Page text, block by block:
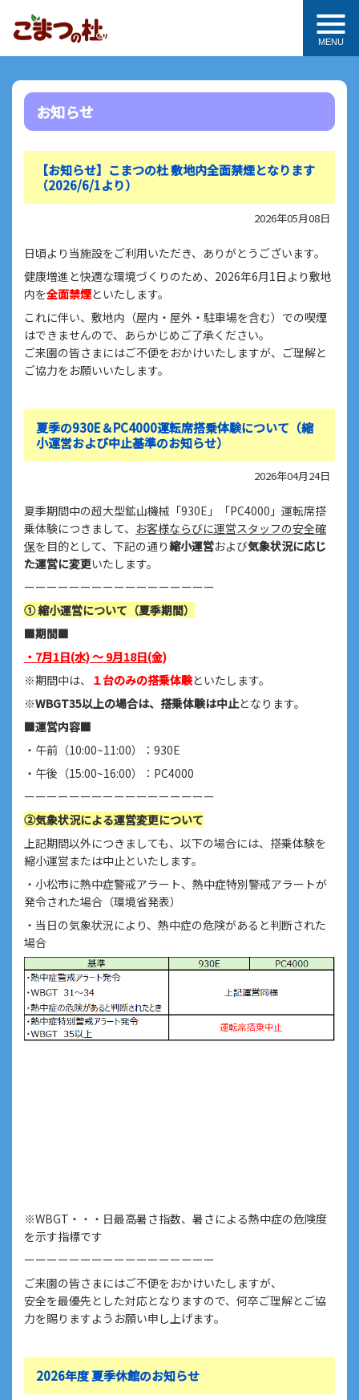
MENU
お知らせ
【お知らせ】こまつの杜 敷地内全面禁煙となります
（2026/6/1より）
2026年05月08日
日頃より当施設をご利用いただき、ありがとうございます。
健康増進と快適な環境づくりのため、2026年6月1日より敷地
内を全面禁煙といたします。
これに伴い、敷地内（屋内・屋外・駐車場を含む）での喫煙
はできませんので、あらかじめご了承ください。
ご来園の皆さまにはご不便をおかけいたしますが、ご理解と
ご協力をお願いいたします。
夏季の930E＆PC4000運転席搭乗体験について（縮
小運営および中止基準のお知らせ）
2026年04月24日
夏季期間中の超大型鉱山機械「930E」「PC4000」運転席搭
乗体験につきまして、 お客様ならびに運営スタッフの安全確
保を目的として、下記の通り縮小運営および気象状況に応じ
た運営に変更いたします。
ーーーーーーーーーーーーーーーーー
① 縮小運営について（夏季期間）
■期間■
・7月1日(水) ～ 9月18日(金)
※期間中は、 １台のみの搭乗体験といたします。
※WBGT35以上の場合は、搭乗体験は中止となります。
■運営内容■
・午前（10:00~11:00）：930E
・午後（15:00~16:00）：PC4000
ーーーーーーーーーーーーーーーーー
②気象状況による運営変更について
上記期間以外につきましても、以下の場合には、搭乗体験を
縮小運営または中止といたします。
・小松市に熱中症警戒アラート、熱中症特別警戒アラートが
発令された場合（環境省発表）
・当日の気象状況により、熱中症の危険があると判断された
場合
※WBGT・・・日最高暑さ指数、暑さによる熱中症の危険度
を示す指標です
ーーーーーーーーーーーーーーーーー
ご来園の皆さまにはご不便をおかけいたしますが、
安全を最優先とした対応となりますので、何卒ご理解とご協
力を賜りますようお願い申し上げます。
2026年度 夏季休館のお知らせ